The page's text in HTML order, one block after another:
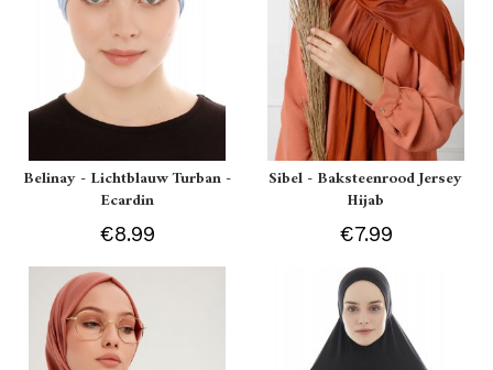
Belinay - Lichtblauw Turban -
Ecardin
€8.99
Sibel - Baksteenrood Jersey
Hijab
€7.99